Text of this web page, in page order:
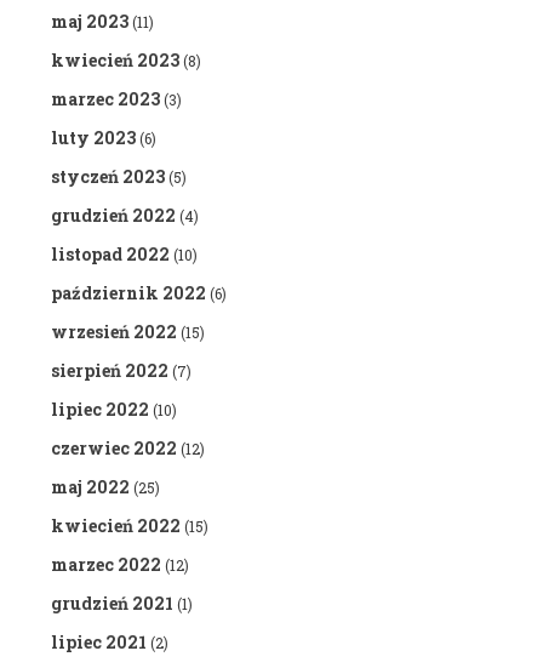
maj 2023(11)
kwiecień 2023(8)
marzec 2023(3)
luty 2023(6)
styczeń 2023(5)
grudzień 2022 (4)
listopad 2022 (10)
październik 2022 (6)
wrzesień 2022 (15)
sierpień 2022 (7)
lipiec 2022 (10)
czerwiec 2022 (12)
maj 2022 (25)
kwiecień 2022 (15)
marzec 2022 (12)
grudzień 2021 (1)
lipiec 2021 (2)